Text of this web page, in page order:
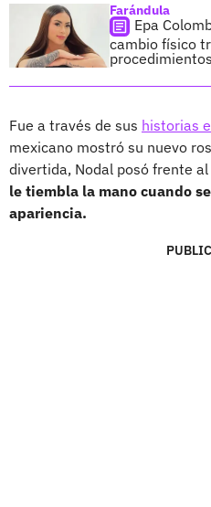
Farándula
Epa
cambio físico
Fue a través de sus historias
mexicano mostró su nuevo
divertida, Nodal posó frente
le tiembla la mano cuando
apariencia.